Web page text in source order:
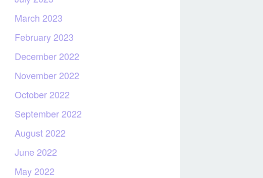
March 2023
February 2023
December 2022
November 2022
October 2022
September 2022
August 2022
June 2022
May 2022